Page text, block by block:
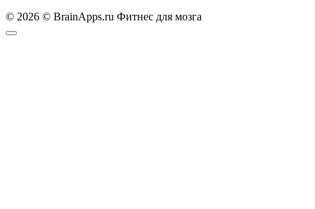
© 2026 © BrainApps.ru Фитнес для мозга